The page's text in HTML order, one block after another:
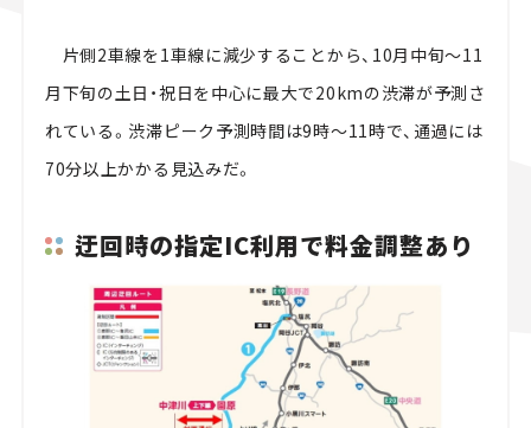
片側2車線を1車線に減少することから、10月中旬～11
月下旬の土日・祝日を中心に最大で20kmの渋滞が予測さ
れている。渋滞ピーク予測時間は9時～11時で、通過には
70分以上かかる見込みだ。
迂回時の指定IC利用で料金調整あり